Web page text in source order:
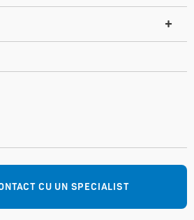
CU UN SPECIALIST